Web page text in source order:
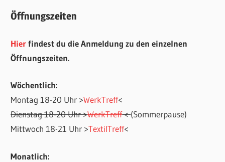
Öffnungszeiten
Hierfindest du die Anmeldung zu den einzelnen
Öffnungszeiten.
Wöchentlich:
Montag 18-20 Uhr >WerkTreff<
Dienstag 18-20 Uhr >WerkTreff<(Sommerpause)
Mittwoch 18-21 Uhr >TextilTreff<
Monatlich: